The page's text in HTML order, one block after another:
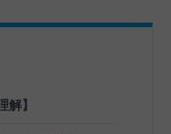
解】